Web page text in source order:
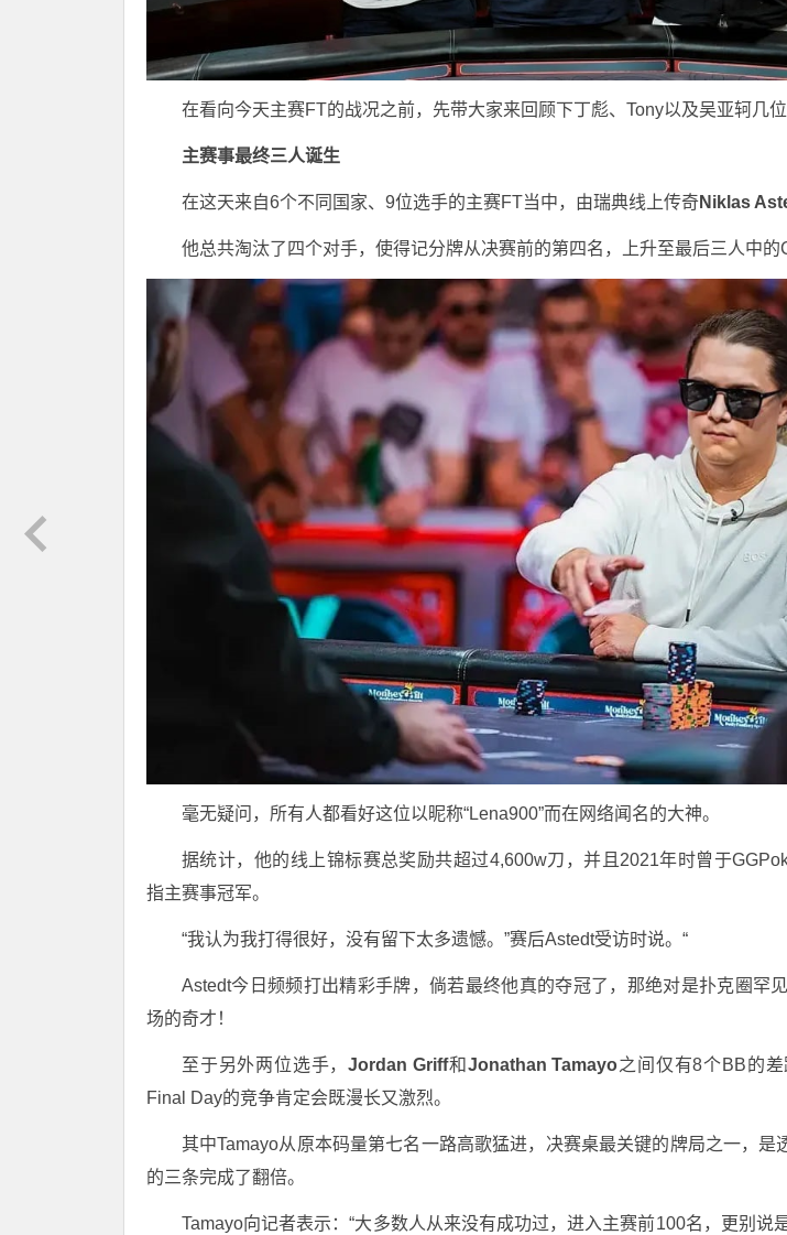
在看向今天主赛FT的战况之前，先带大家来回顾下丁彪、Tony以及吴亚轲几位
主赛事最终三人诞生
在这天来自6个不同国家、9位选手的主赛FT当中，由瑞典线上传奇Niklas
他总共淘汰了四个对手，使得记分牌从决赛前的第四名，上升至最后三人中的
毫无疑问，所有人都看好这位以昵称“Lena900”而在网络闻名的大神。
据统计，他的线上锦标赛总奖励共超过4,600w刀，并且2021年时曾于
指主赛事冠军。
“我认为我打得很好，没有留下太多遗憾。”赛后Astedt受访时说。“
Astedt今日频频打出精彩手牌，倘若最终他真的夺冠了，那绝对是扑克圈罕
场的奇才！
至于另外两位选手，Jordan Griff和Jonathan Tamayo之间仅有8个BB的
Final Day的竞争肯定会既漫长又激烈。
其中Tamayo从原本码量第七名一路高歌猛进，决赛桌最关键的牌局之一，是
的三条完成了翻倍。
Tamayo向记者表示：“大多数人从来没有成功过，进入主赛前100名，更别说